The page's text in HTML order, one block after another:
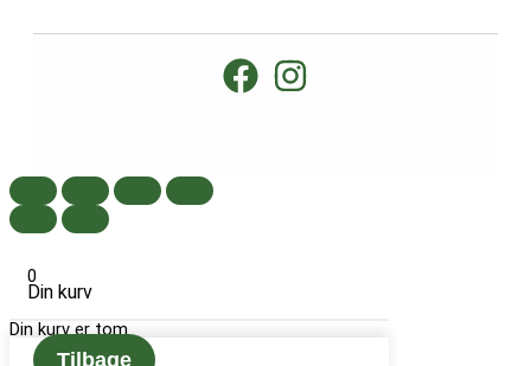
0
Din kurv
Din kurv er tom
Tilbage